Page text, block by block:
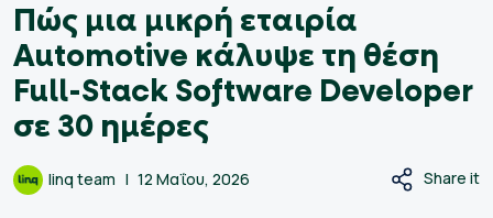
Πώς μια μικρή εταιρία
Automotive κάλυψε τη θέση
Full-Stack Software Developer
σε 30 ημέρες
linq team 12 Μαΐου, 2026 Share it